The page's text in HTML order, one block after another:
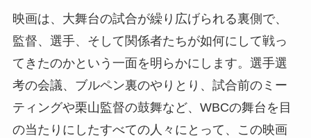
映画は、大舞台の試合が繰り広げられる裏側で、
監督、選手、そして関係者たちが如何にして戦っ
てきたのかという一面を明らかにします。選手選
考の会議、ブルペン裏のやりとり、試合前のミー
ティングや栗山監督の鼓舞など、WBCの舞台を目
の当たりにしたすべての人々にとって、この映画